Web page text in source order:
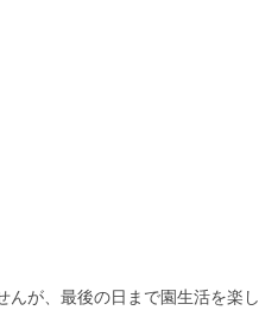
んが、最後の日まで園生活を楽し